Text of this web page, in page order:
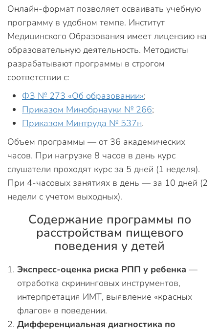
Онлайн-формат позволяет осваивать учебную
программу в удобном темпе. Институт
Медицинского Образования имеет лицензию на
образовательную деятельность. Методисты
разрабатывают программы в строгом
соответствии с:
ФЗ № 273 «Об образовании»;
Приказом Минобрнауки № 266;
Приказом Минтруда № 537н.
Объем программы — от 36 академических
часов. При нагрузке 8 часов в день курс
слушатели проходят курс за 5 дней (1 неделя).
При 4-часовых занятиях в день — за 10 дней (2
недели с учетом выходных).
Содержание программы по
расстройствам пищевого
поведения у детей
Экспресс-оценка риска РПП у ребенка —
отработка скрининговых инструментов,
интерпретация ИМТ, выявление «красных
флагов» в поведении.
Дифференциальная диагностика по